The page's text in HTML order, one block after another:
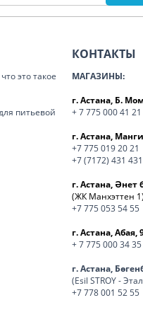
это такое
питьевой
КОНТАКТЫ
МАГАЗИНЫ:
г. Астана, Б.
+ 7 775 000 41 21
г. Астана,
+7 775 019 20 21
+7 (7172) 431 431
г. Астана, Әнет
(ЖК Манхэттен
+7 775 053 54 55
г. Астана, Абая,
+ 7 775 000 34 35
г. Астана,
(Esil STROY -
+7 778 001 52 55